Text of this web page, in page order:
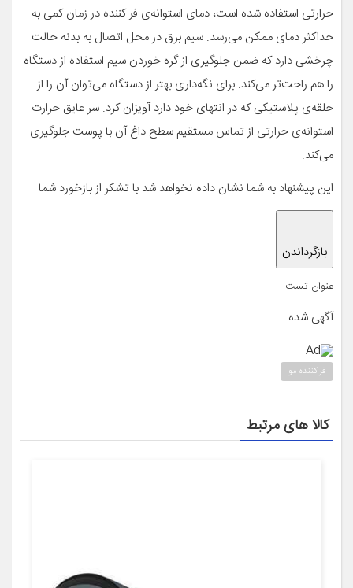
حرارتی استفاده شده است، دمای استوانه‌ی فر کننده در زمان کمی به
حداکثر دمای ممکن می‌رسد. سیم برق در محل اتصال به بدنه حالت
چرخشی دارد که ضمن جلوگیری از گره خوردن سیم استفاده از دستگاه
را هم راحت‌تر می‌کند. برای نگه‌داری بهتر از دستگاه می‌توان آن را از
حلقه‌ی پلاستیکی که در انتهای خود دارد آویزان کرد. سر عایق حرارت
استوانه‌ی حرارتی از تماس مستقیم سطح داغ آن با پوست جلوگیری
می‌کند.
این پیشنهاد به شما نشان داده نخواهد شد با تشکر از باز‌خورد شما
بازگرداندن
عنوان تست
آگهی شده
Ad
فر کننده مو
کالا های مرتبط